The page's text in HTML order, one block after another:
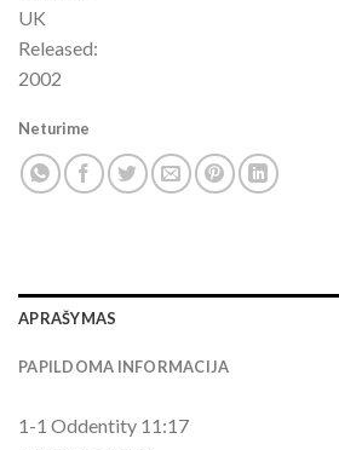
UK
Released:
2002
Neturime
APRAŠYMAS
PAPILDOMA INFORMACIJA
1-1 Oddentity 11:17